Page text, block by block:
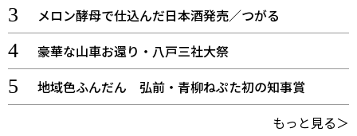
メロン酵母で仕込んだ日本酒発売／つがる
豪華な山車お還り・八戸三社大祭
地域色ふんだん 弘前・青柳ねぷた初の知事賞
もっと見る＞